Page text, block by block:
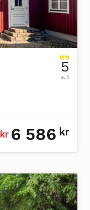
5
av 5
kr 6 586 kr